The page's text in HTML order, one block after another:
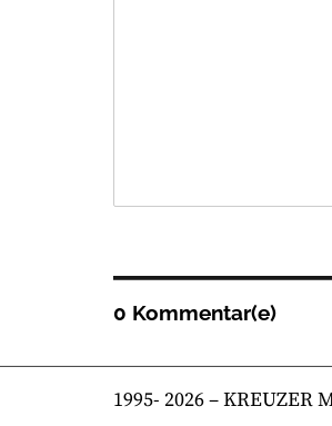
0 Kommentar(e)
1995- 2026– KREUZER